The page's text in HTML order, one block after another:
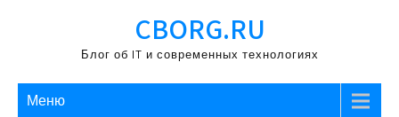
содержимому
CBORG.RU
Блог об IT и современных технологиях
Меню